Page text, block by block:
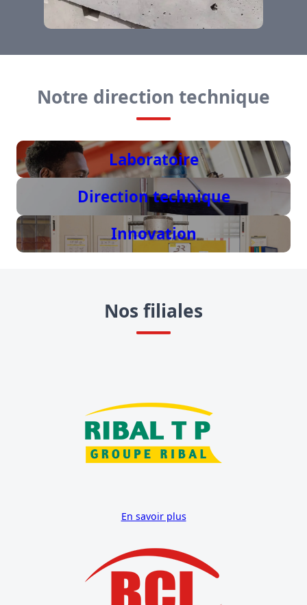
Notre direction technique
Laboratoire
Direction technique
Innovation
Nos filiales
En savoir plus